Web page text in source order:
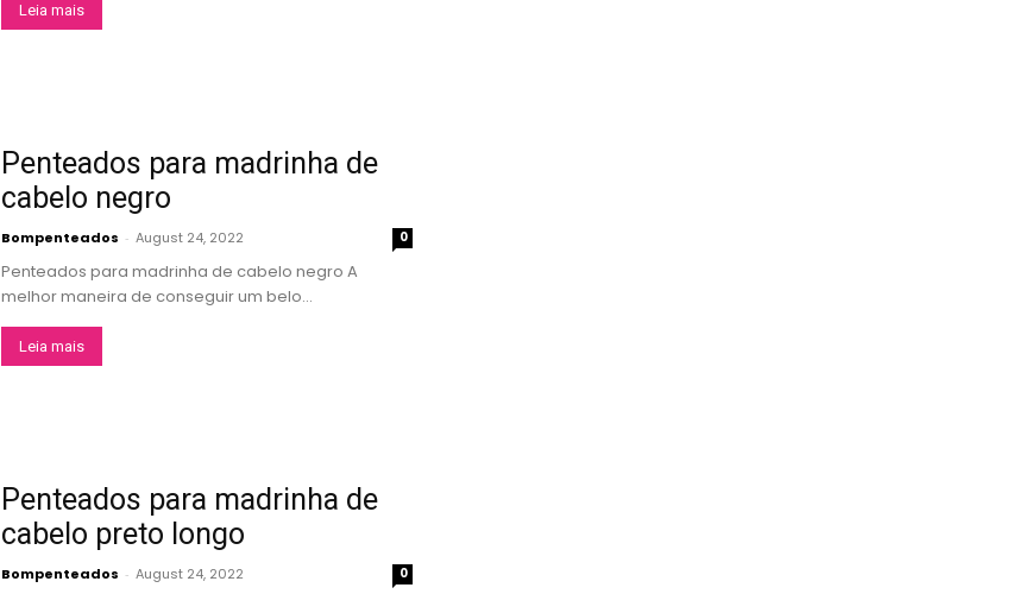
Leia mais
Penteados para madrinha de
cabelo negro
Bompenteados - August 24, 2022 0
Penteados para madrinha de cabelo negro A
melhor maneira de conseguir um belo...
Leia mais
Penteados para madrinha de
cabelo preto longo
Bompenteados - August 24, 2022 0